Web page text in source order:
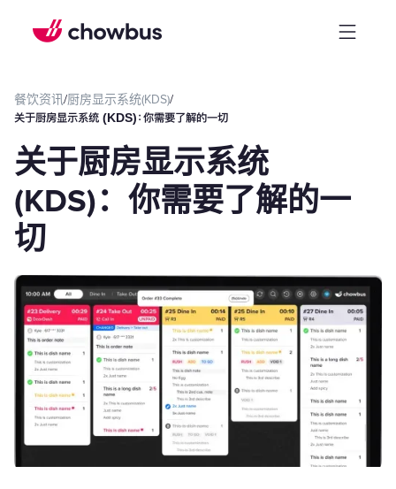
餐饮资讯/厨房显示系统(KDS)/
关于厨房显示系统 (KDS)：你需要了解的一切
关于厨房显示系统
(KDS)：你需要了解的一
切